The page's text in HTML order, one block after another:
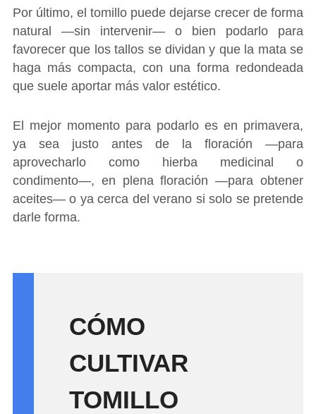
Por último, el tomillo puede dejarse crecer de forma
natural ―sin intervenir― o bien podarlo para
favorecer que los tallos se dividan y que la mata se
haga más compacta, con una forma redondeada
que suele aportar más valor estético.
El mejor momento para podarlo es en primavera,
ya sea justo antes de la floración ―para
aprovecharlo como hierba medicinal o
condimento―, en plena floración ―para obtener
aceites― o ya cerca del verano si solo se pretende
darle forma.
CÓMO
CULTIVAR
TOMILLO